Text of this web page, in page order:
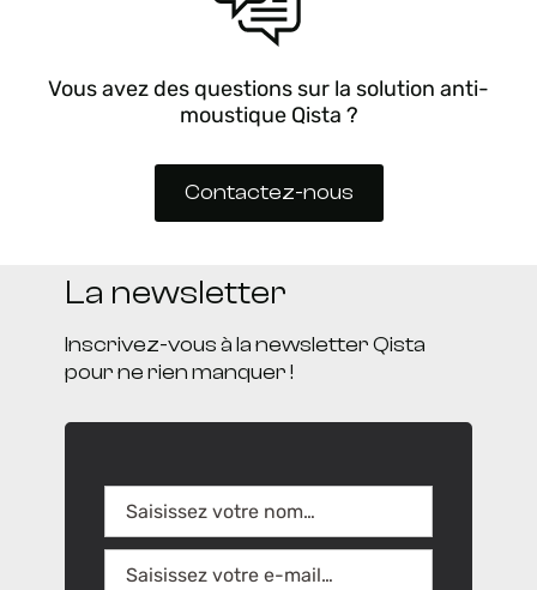
Vous avez des questions sur la solution anti-
moustique Qista ?
Contactez-nous
La newsletter
Inscrivez-vous à la newsletter Qista
pour ne rien manquer !